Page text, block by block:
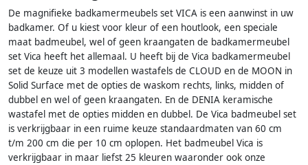
De magnifieke badkamermeubels set VICA is een aanwinst in uw
badkamer. Of u kiest voor kleur of een houtlook, een speciale
maat badmeubel, wel of geen kraangaten de badkamermeubel
set Vica heeft het allemaal. U heeft bij de Vica badkamermeubel
set de keuze uit 3 modellen wastafels de CLOUD en de MOON in
Solid Surface met de opties de waskom rechts, links, midden of
dubbel en wel of geen kraangaten. En de DENIA keramische
wastafel met de opties midden en dubbel. De Vica badmeubel set
is verkrijgbaar in een ruime keuze standaardmaten van 60 cm
t/m 200 cm die per 10 cm oplopen. Het badmeubel Vica is
verkrijgbaar in maar liefst 25 kleuren waaronder ook onze